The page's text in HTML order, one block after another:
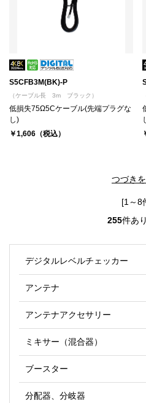
S5CFB3M(BK)-P
（ケーブル長 3m ブラック）
低損失75Ω5Cケーブル(先端プラグな
し)
￥1,606（税込）
つづき
[1～8
255件あ
デジタルレベルチェッカー
アンテナ
アンテナアクセサリー
ミキサー（混合器）
ブースター
分配器、分岐器